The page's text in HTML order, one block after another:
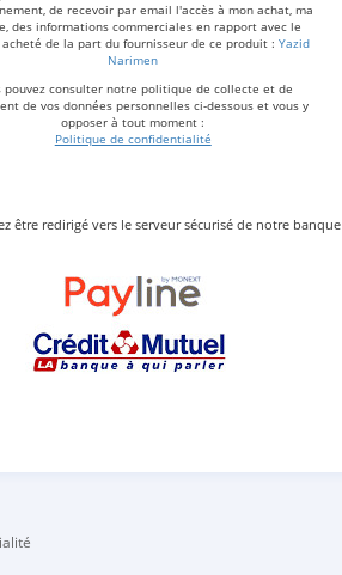
de recevoir par email l'accès à mon achat, ma
des informations commerciales en rapport avec le
de la part du fournisseur de ce produit : Yazid
Narimen
pouvez consulter notre politique de collecte et de
de vos données personnelles ci-dessous et vous y
opposer à tout moment :
Politique de confidentialité
être redirigé vers le serveur sécurisé de notre banque